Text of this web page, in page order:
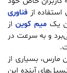
استفاده از فناوری
یک میم کویناز
و به سرعت در
مارس، بسیاری از
آینده این